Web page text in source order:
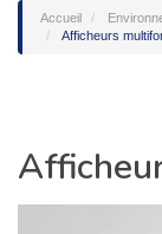
Accueil
Afficheurs